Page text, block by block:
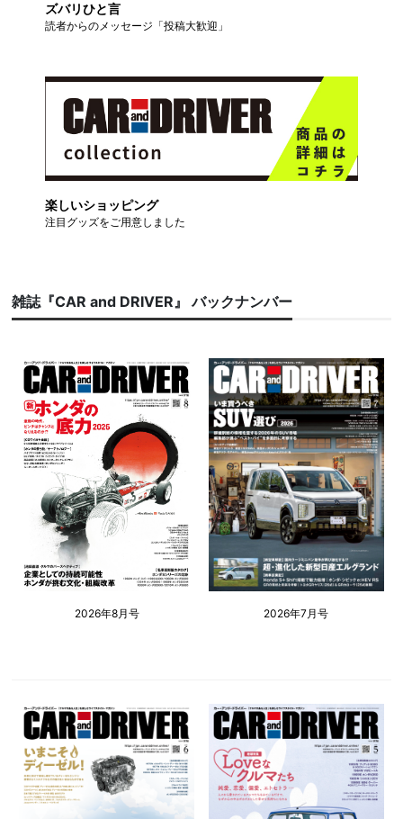
ズバリひと言
読者からのメッセージ「投稿大歓迎」
楽しいショッピング
注目グッズをご用意しました
雑誌『CAR and DRIVER』 バックナンバー
2026年8月号 2026年7月号